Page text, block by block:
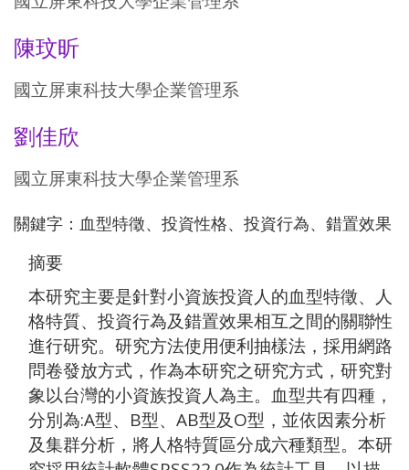
陳玟昕
國立屏東科技大學企業管理系
劉佳欣
國立屏東科技大學企業管理系
關鍵字：血型特徵、投資性格、投資行為、錯置效果
摘要
本研究主要是針對小資族投資人的血型特徵、人
格特質、投資行為及錯置效果相互之間的關聯性
進行研究。研究方法使用便利抽樣法，採用網路
問卷發放方式，作為本研究之研究方式，研究對
象以台灣的小資族投資人為主。血型共有四種，
分別為:A型、B型、AB型及O型，並依因素分析
及集群分析，將人格特質區分成六種類型。本研